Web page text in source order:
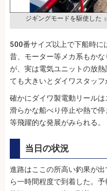
ジギングモードを駆使した
500番サイズ以上で下船時に
昔、モーター等メカ系もか
が、実は電気ユニットの放
ても大きいとダイワスタッフ
確かにダイワ製電動リール
滑らかな船べり停止や熱で
等飛躍的な発展がみられる。
当日の状況
進路はここの所高い釣果が
ら一時間程度で到着した。